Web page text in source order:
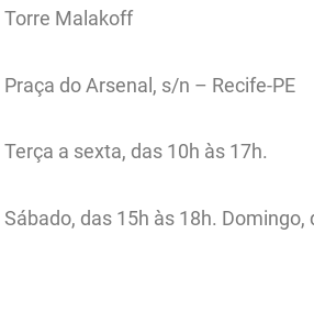
Torre Malakoff
Praça do Arsenal, s/n – Recife-PE
Terça a sexta, das 10h às 17h.
Sábado, das 15h às 18h. Domingo,